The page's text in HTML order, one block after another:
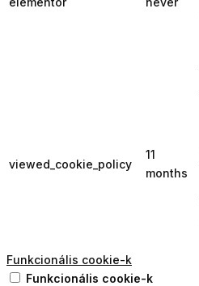
viewed_cookie_policy
11
months
Funkcionális cookie-k
Funkcionális cookie-k